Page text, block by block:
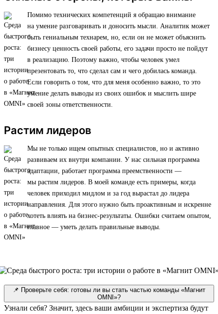
Помимо технических компетенций я обращаю внимание
на умение разговаривать и доносить мысли. Аналитик может
быть гениальным технарем, но, если он не может объяснить
бизнесу ценность своей работы, его задачи просто не пойдут
в реализацию. Поэтому важно, чтобы человек умел
презентовать то, что сделал сам и чего добилась команда.
Если говорить о том, что для меня особенно важно, то это
умение делать выводы из своих ошибок и мыслить шире
своей зоны ответственности.
Растим лидеров
Мы не только ищем опытных специалистов, но и активно
развиваем их внутри компании. У нас сильная программа
адаптации, работает программа преемственности —
мы растим лидеров. В моей команде есть примеры, когда
человек приходил мидлом и за год вырастал до лидера
направления. Для этого нужно быть проактивным и искренне
хотеть влиять на бизнес-результаты. Ошибки считаем опытом,
главное — уметь делать правильные выводы.
📌 Проверьте себя: готовы ли вы стать частью команды «Магнит
OMNI»?
Узнали себя? Значит, здесь ваши амбиции и экспертиза будут